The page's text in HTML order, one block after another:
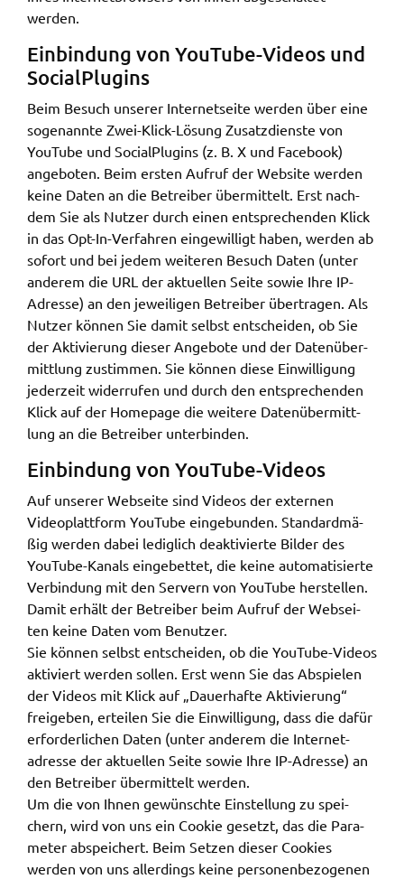
werden.
Einbin­dung von YouTube-Vide­os und
Soci­alPlugins
Beim Besuch unse­rer Inter­net­sei­te werden über eine
soge­nann­te Zwei-Klick-Lösung Zusatz­diens­te von
YouTube und Soci­alPlugins (z. B. X und Face­book)
ange­bo­ten. Beim ersten Aufruf der Website werden
keine Daten an die Betrei­ber über­mit­telt. Erst nach­
dem Sie als Nutzer durch einen entspre­chen­den Klick
in das Opt-In-Verfah­ren einge­wil­ligt haben, werden ab
sofort und bei jedem weite­ren Besuch Daten (unter
ande­rem die URL der aktu­el­len Seite sowie Ihre IP-
Adres­se) an den jewei­li­gen Betrei­ber über­tra­gen. Als
Nutzer können Sie damit selbst entschei­den, ob Sie
der Akti­vie­rung dieser Ange­bo­te und der Daten­über­
mitt­lung zustim­men. Sie können diese Einwil­li­gung
jeder­zeit wider­ru­fen und durch den entspre­chen­den
Klick auf der Home­page die weite­re Daten­über­mitt­
lung an die Betrei­ber unter­bin­den.
Einbin­dung von YouTube-Vide­os
Auf unse­rer Websei­te sind Vide­os der exter­nen
Video­platt­form YouTube einge­bun­den. Stan­dard­mä­
ßig werden dabei ledig­lich deak­ti­vier­te Bilder des
YouTube-Kanals einge­bet­tet, die keine auto­ma­ti­sier­te
Verbin­dung mit den Servern von YouTube herstel­len.
Damit erhält der Betrei­ber beim Aufruf der Websei­
ten keine Daten vom Benut­zer.
Sie können selbst entschei­den, ob die YouTube-Vide­os
akti­viert werden sollen. Erst wenn Sie das Abspie­len
der Vide­os mit Klick auf „Dauer­haf­te Akti­vie­rung“
frei­ge­ben, ertei­len Sie die Einwil­li­gung, dass die dafür
erfor­der­li­chen Daten (unter ande­rem die Inter­net­
adres­se der aktu­el­len Seite sowie Ihre IP-Adres­se) an
den Betrei­ber über­mit­telt werden.
Um die von Ihnen gewünsch­te Einstel­lung zu spei­
chern, wird von uns ein Cookie gesetzt, das die Para­
me­ter abspei­chert. Beim Setzen dieser Cookies
werden von uns aller­dings keine perso­nen­be­zo­ge­nen